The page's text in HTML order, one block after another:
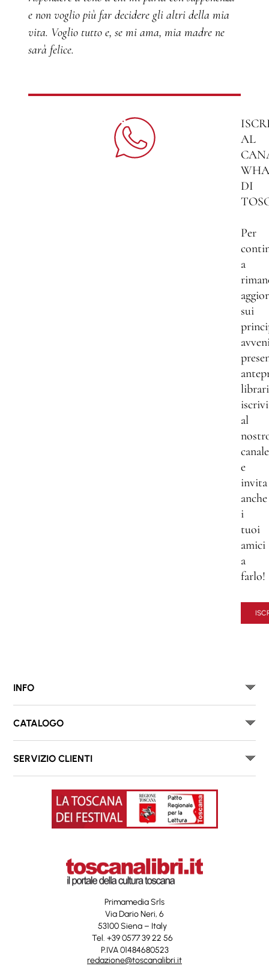
e non voglio più far decidere gli altri della mia
vita. Voglio tutto e, se mi ama, mia madre ne
sarà felice.
AL
DI
Per
a
sui
al
canale
e
invita
anche
i
tuoi
amici
a
farlo!
INFO
CATALOGO
SERVIZIO CLIENTI
Primamedia Srls
Via Dario Neri, 6
53100 Siena – Italy
Tel. +39 0577 39 22 56
P.IVA 01484680523
redazione@toscanalibri.it